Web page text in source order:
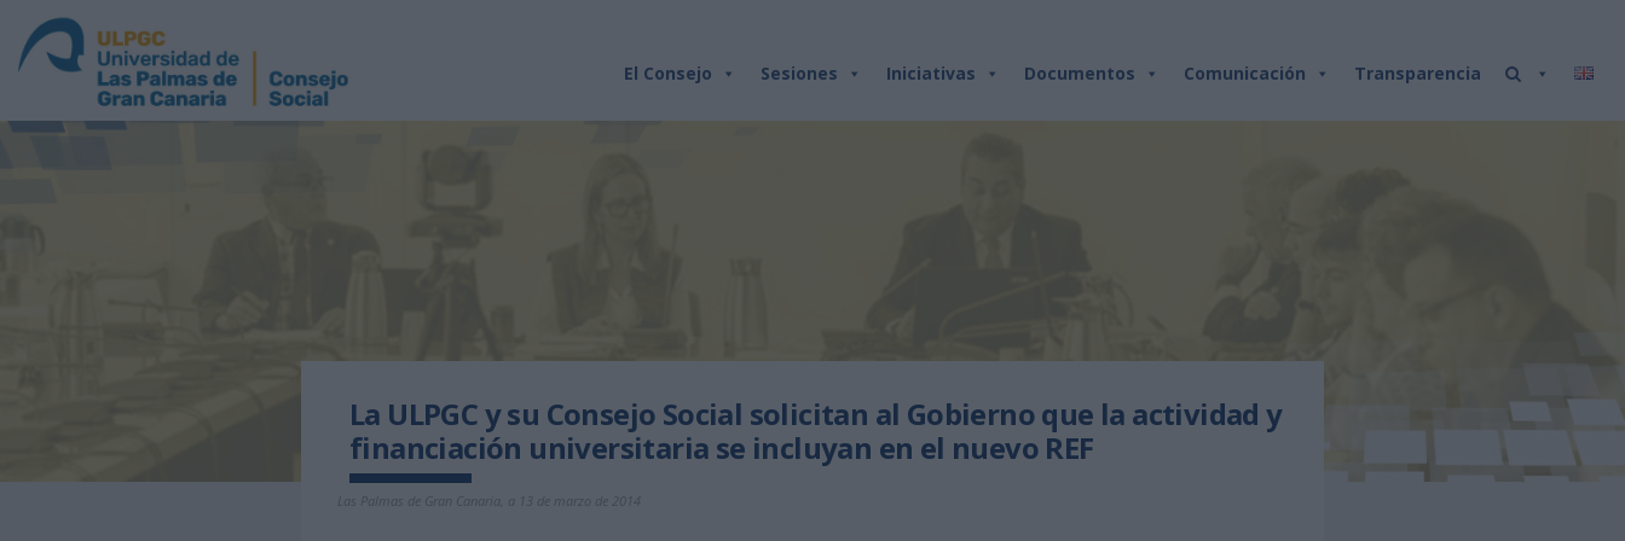
El Consejo Sesiones Iniciativas Documentos Comunicación Transparencia
La ULPGC y su Consejo Social solicitan al Gobierno que la actividad y
financiación universitaria se incluyan en el nuevo REF
Las Palmas de Gran Canaria, a 13 de marzo de 2014